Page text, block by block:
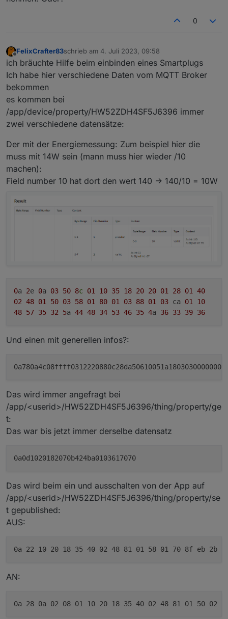
Denk dran.. es wird der niedrigste wert der
<MinValueMin> Minuten dauerhaft anliegen,
damit die Einspeisung angehoben wird. (Hast du
auch die History für den Verbrauch aktiviert?)
vom MQTT. Ich hatte das auch, aber mit mehr als
1000. Ist aber kein Fehler, sondern leider die
Realität. Ich hab das Limit in den Einstellungen
Alternativ könntest du den Empfang der nicht
codierten Meldungen (Delta 2 oder Max)
abstellen. Die werden für die Funktionalität nicht
auskommentiert werden. Hier die Funktion mit
0
Offline
FelixCrafter83schrieb am 4. Juli 2023, 09:58
zuletzt editiert von
ich bräuchte Hilfe beim einbinden eines Smartplugs
Ich habe hier verschiedene Daten vom MQTT Broker
bekommen
es kommen bei
/app/device/property/HW52ZDH4SF5J6396 immer
zwei verschiedene datensätze:
Der mit der Energiemessung: Zum beispiel hier die
muss mit 14W sein (mann muss hier wieder /10
machen):
Field number 10 hat dort den wert 140 -> 140/10 = 10W
0a 2e 0a 03 50 8c 01 10 35 18 20 20 01 28 01
40
02 48 01 50 03 58 01 80 01 03 88 01 03 ca 01
10
48 57 35 32 5a 44 48 34 53 46 35 4a 36 33 39 36
Und einen mit generellen infos?:
Das wird immer angefragt bei
/app/<userid>/HW52ZDH4SF5J6396/thing/property/ge
t:
Das war bis jetzt immer derselbe datensatz
Das wird beim ein und ausschalten von der App auf
/app/<userid>/HW52ZDH4SF5J6396/thing/property/se
t gepublished:
AUS:
AN: